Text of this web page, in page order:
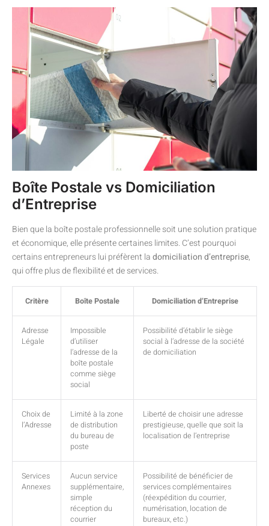
Boîte Postale vs Domiciliation
d’Entreprise
Bien que la boîte postale professionnelle soit une solution pratique
et économique, elle présente certaines limites. C’est pourquoi
certains entrepreneurs lui préfèrent ladomiciliation d’entreprise,
qui offre plus de flexibilité et de services.
Critère Boîte Postale Domiciliation d’Entreprise
Adresse
Légale
Impossible
d’utiliser
l’adresse de la
boîte postale
comme siège
social
Possibilité d’établir le siège
social à l’adresse de la société
de domiciliation
Choix de
l’Adresse
Limité à la zone
de distribution
du bureau de
poste
Liberté de choisir une adresse
prestigieuse, quelle que soit la
localisation de l’entreprise
Services
Annexes
Aucun service
supplémentaire,
simple
réception du
courrier
Possibilité de bénéficier de
services complémentaires
(réexpédition du courrier,
numérisation, location de
bureaux, etc.)